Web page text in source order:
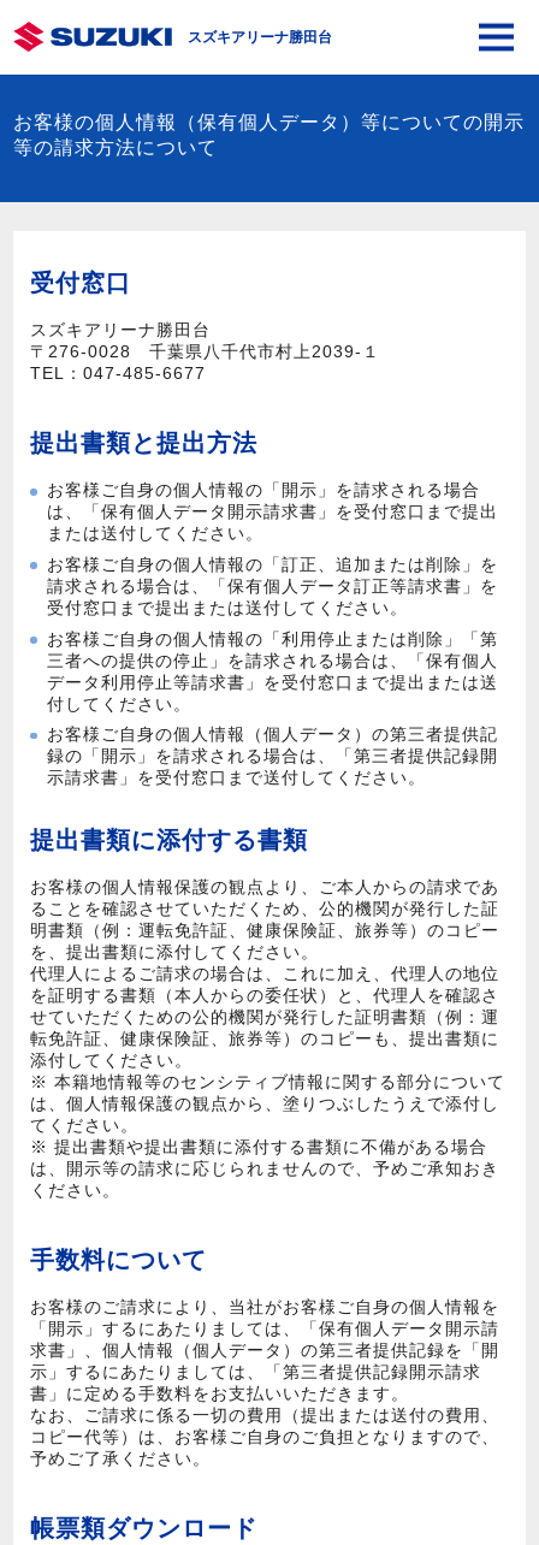
スズキアリーナ勝田台
お客様の個人情報（保有個人データ）等についての開示
等の請求方法について
受付窓口
スズキアリーナ勝田台
〒276-0028 千葉県八千代市村上2039‐１
TEL：047-485-6677
提出書類と提出方法
お客様ご自身の個人情報の「開示」を請求される場合
は、「保有個人データ開示請求書」を受付窓口まで提出
または送付してください。
お客様ご自身の個人情報の「訂正、追加または削除」を
請求される場合は、「保有個人データ訂正等請求書」を
受付窓口まで提出または送付してください。
お客様ご自身の個人情報の「利用停止または削除」「第
三者への提供の停止」を請求される場合は、「保有個人
データ利用停止等請求書」を受付窓口まで提出または送
付してください。
お客様ご自身の個人情報（個人データ）の第三者提供記
録の「開示」を請求される場合は、「第三者提供記録開
示請求書」を受付窓口まで送付してください。
提出書類に添付する書類
お客様の個人情報保護の観点より、ご本人からの請求であ
ることを確認させていただくため、公的機関が発行した証
明書類（例：運転免許証、健康保険証、旅券等）のコピー
を、提出書類に添付してください。
代理人によるご請求の場合は、これに加え、代理人の地位
を証明する書類（本人からの委任状）と、代理人を確認さ
せていただくための公的機関が発行した証明書類（例：運
転免許証、健康保険証、旅券等）のコピーも、提出書類に
添付してください。
※ 本籍地情報等のセンシティブ情報に関する部分について
は、個人情報保護の観点から、塗りつぶしたうえで添付し
てください。
※ 提出書類や提出書類に添付する書類に不備がある場合
は、開示等の請求に応じられませんので、予めご承知おき
ください。
手数料について
お客様のご請求により、当社がお客様ご自身の個人情報を
「開示」するにあたりましては、「保有個人データ開示請
求書」、個人情報（個人データ）の第三者提供記録を「開
示」するにあたりましては、「第三者提供記録開示請求
書」に定める手数料をお支払いいただきます。
なお、ご請求に係る一切の費用（提出または送付の費用、
コピー代等）は、お客様ご自身のご負担となりますので、
予めご了承ください。
帳票類ダウンロード